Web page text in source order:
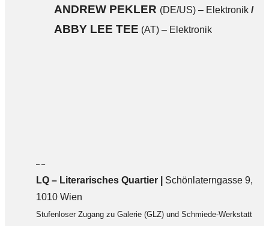
ANDREW PEKLER (DE/US) – Elektronik /
ABBY LEE TEE (AT) – Elektronik
– –
LQ –Literarisches Quartier | Schönlaterngasse 9,
1010 Wien
Stufenloser Zugang zu Galerie (GLZ) und Schmiede-Werkstatt